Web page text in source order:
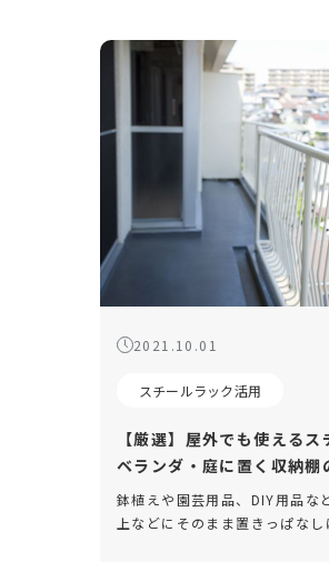
2021.10.01
スチールラック活用
【厳選】屋外でも使える
ベランダ・庭に置く収納棚
鉢植えや園芸用品、DIY用品な
上などにそのまま置きっぱな